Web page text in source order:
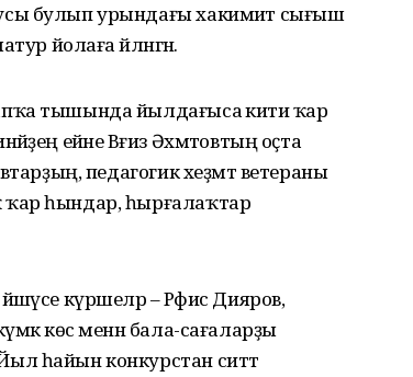
булып урындағы хакимиәт сығыш
йолаға әйләнгән.
тышында йылдағыса әкиәти ҡар
ейәне Вәғиз Әхмәтовтың оҫта
педагогик хеҙмәт ветераны
ҡар һындар, һырғалаҡтар
күршеләр – Рәфис Дияров,
көс менән бала-сағаларҙы
һайын конкурстан ситтә